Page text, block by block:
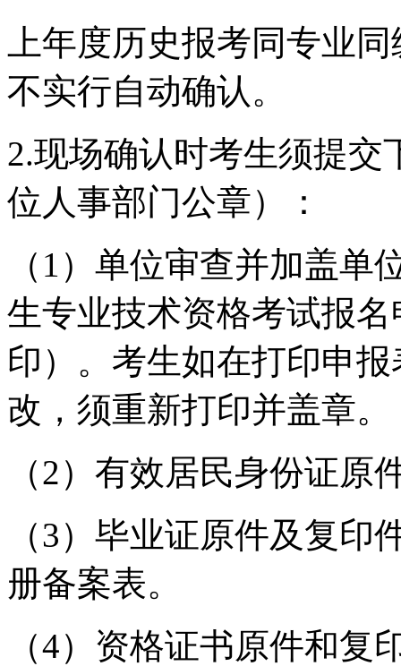
上年度历史报考同专业
不实行自动确认。
2.现场确认时考生须提
位人事部门公章）：
（1）单位审查并加盖单
生专业技术资格考试报
印）。考生如在打印申
改，须重新打印并盖章。
（2）有效居民身份证原
（3）毕业证原件及复
册备案表。
（4）资格证书原件和